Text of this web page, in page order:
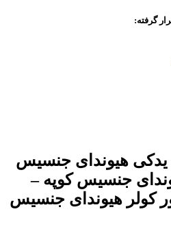
گرفته:
هیوندای جنسیس
جنسیس کوپه –
کولر هیوندای جنسیس